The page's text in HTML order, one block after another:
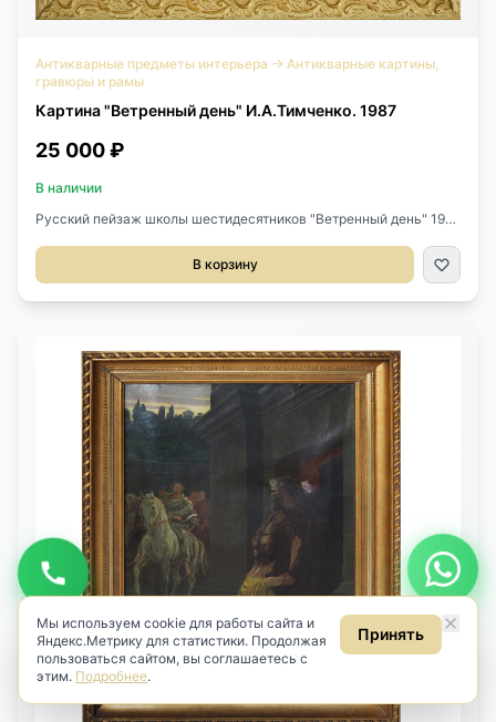
Антикварные предметы интерьера → Антикварные картины,
гравюры и рамы
Картина "Ветренный день" И.А.Тимченко. 1987
25 000 ₽
В наличии
Русский пейзаж школы шестидесятников "Ветренный день" 1987
Живописец. Член Союза художников СССР. Размеры 34х23 см
В корзину
Будьте в курсе новинок
Узнавайте первыми о новом антиквариате
Подписаться
Даюсогласие на обработку персональных данных
в соответствии
Политикой .
согласие на получение рекламных и информационных
рассылок
(ст. 18 ФЗ «О рекламе»).
Мы используем cookie для работы сайта и
Яндекс.Метрику для статистики. Продолжая
пользоваться сайтом, вы соглашаетесь с
этим. Подробнее.
Принять